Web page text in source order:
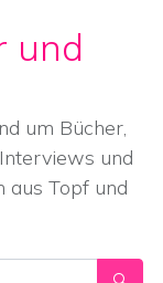
und
um Bücher,
und
aus Topf und